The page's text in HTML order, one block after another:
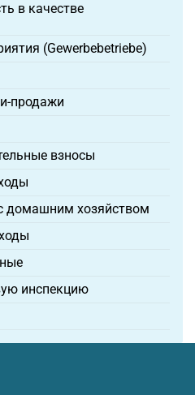
в качестве
(Gewerbebetriebe)
продажи
взносы
домашним хозяйством
инспекцию